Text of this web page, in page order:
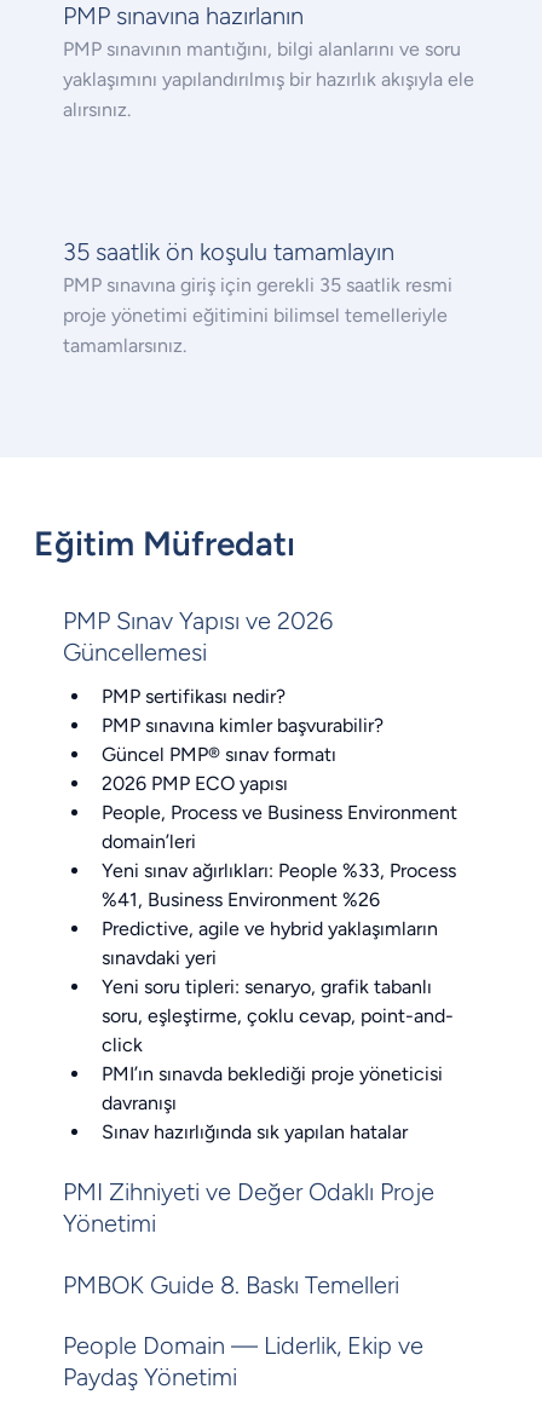
PMP sınavına hazırlanın
PMP sınavının mantığını, bilgi alanlarını ve soru
yaklaşımını yapılandırılmış bir hazırlık akışıyla ele
alırsınız.
35 saatlik ön koşulu tamamlayın
PMP sınavına giriş için gerekli 35 saatlik resmi
proje yönetimi eğitimini bilimsel temelleriyle
tamamlarsınız.
Eğitim Müfredatı
PMP Sınav Yapısı ve 2026
Güncellemesi
PMP sertifikası nedir?
PMP sınavına kimler başvurabilir?
Güncel PMP® sınav formatı
2026 PMP ECO yapısı
People, Process ve Business Environment
domain’leri
Yeni sınav ağırlıkları: People %33, Process
%41, Business Environment %26
Predictive, agile ve hybrid yaklaşımların
sınavdaki yeri
Yeni soru tipleri: senaryo, grafik tabanlı
soru, eşleştirme, çoklu cevap, point-and-
click
PMI’ın sınavda beklediği proje yöneticisi
davranışı
Sınav hazırlığında sık yapılan hatalar
PMI Zihniyeti ve Değer Odaklı Proje
Yönetimi
PMBOK Guide 8. Baskı Temelleri
People Domain — Liderlik, Ekip ve
Paydaş Yönetimi